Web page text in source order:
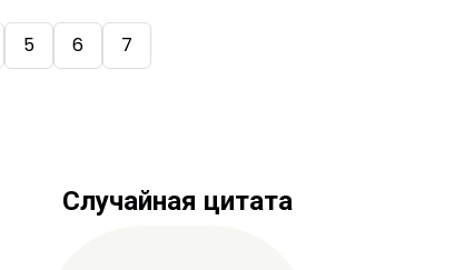
5 6
7
Случайная цитата